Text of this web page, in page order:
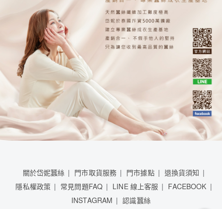
關於岱妮蠶絲 門市取貨服務 門市據點
退換貨須知
隱私權政策
常見問題FAQ LINE 線上客服
FACEBOOK
INSTAGRAM
認識蠶絲